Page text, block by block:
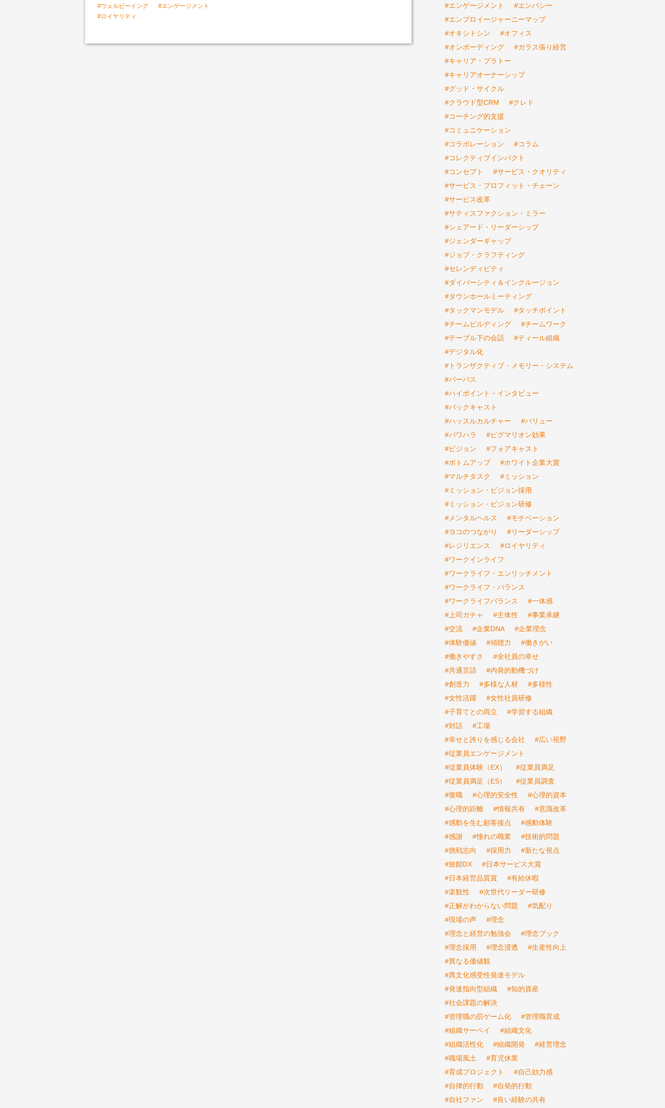
#ウェルビーイング
#エンゲージメント
#ロイヤリティ
#エンゲージメント
#エンパシー
#エンプロイージャーニーマップ
#オキシトシン
#オフィス
#オンボーディング
#ガラス張り経営
#キャリア・プラトー
#キャリアオーナーシップ
#グッド・サイクル
#クラウド型CRM
#クレド
#コーチング的支援
#コミュニケーション
#コラボレーション
#コラム
#コレクティブインパクト
#コンセプト
#サービス・クオリティ
#サービス・プロフィット・チェーン
#サービス改革
#サティスファクション・ミラー
#シェアード・リーダーシップ
#ジェンダーギャップ
#ジョブ・クラフティング
#セレンディピティ
#ダイバーシティ＆インクルージョン
#タウンホールミーティング
#タックマンモデル
#タッチポイント
#チームビルディング
#チームワーク
#テーブル下の会話
#ティール組織
#デジタル化
#トランザクティブ・メモリー・システム
#パーパス
#ハイポイント・インタビュー
#バックキャスト
#ハッスルカルチャー
#バリュー
#パワハラ
#ピグマリオン効果
#ビジョン
#フォアキャスト
#ボトムアップ
#ホワイト企業大賞
#マルチタスク
#ミッション
#ミッション・ビジョン採用
#ミッション・ビジョン研修
#メンタルヘルス
#モチベーション
#ヨコのつながり
#リーダーシップ
#レジリエンス
#ロイヤリティ
#ワークインライフ
#ワークライフ・エンリッチメント
#ワークライフ・バランス
#ワークライフバランス
#一体感
#上司ガチャ
#主体性
#事業承継
#交流
#企業DNA
#企業理念
#体験価値
#傾聴力
#働きがい
#働きやすさ
#全社員の幸せ
#共通言語
#内発的動機づけ
#創造力
#多様な人材
#多様性
#女性活躍
#女性社員研修
#子育てとの両立
#学習する組織
#対話
#工場
#幸せと誇りを感じる会社
#広い視野
#従業員エンゲージメント
#従業員体験（EX）
#従業員満足
#従業員満足（ES）
#従業員調査
#復職
#心理的安全性
#心理的資本
#心理的距離
#情報共有
#意識改革
#感動を生む顧客接点
#感動体験
#感謝
#憧れの職業
#技術的問題
#挑戦志向
#採用力
#新たな視点
#旅館DX
#日本サービス大賞
#日本経営品質賞
#有給休暇
#楽観性
#次世代リーダー研修
#正解がわからない問題
#気配り
#現場の声
#理念
#理念と経営の勉強会
#理念ブック
#理念採用
#理念浸透
#生産性向上
#異なる価値観
#異文化感受性発達モデル
#発達指向型組織
#知的資産
#社会課題の解決
#管理職の罰ゲーム化
#管理職育成
#組織サーベイ
#組織文化
#組織活性化
#組織開発
#経営理念
#職場風土
#育児休業
#育成プロジェクト
#自己効力感
#自律的行動
#自発的行動
#自社ファン
#良い経験の共有